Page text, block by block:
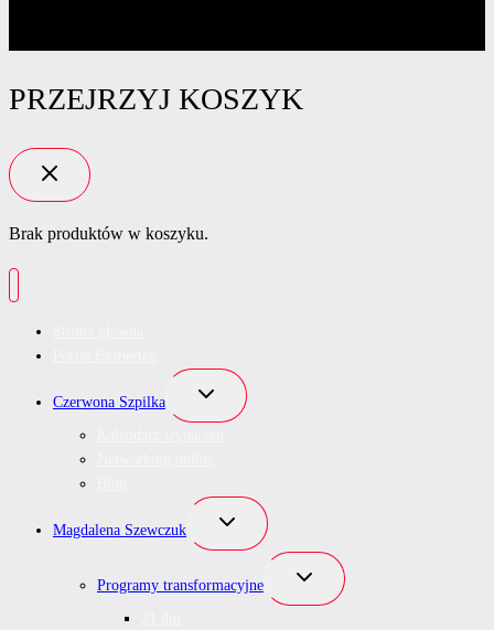
PRZEJRZYJ KOSZYK
Brak produktów w koszyku.
Czerwona Szpilka
Przełącz
menu
podrzędne
Magdalena Szewczuk
Przełącz
menu
podrzędne
Programy transformacyjne
Przełącz
menu
podrzędne